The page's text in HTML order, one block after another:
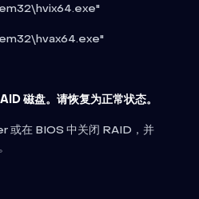
磁盘。请恢复为正常状态。
或在 BIOS 中关闭 RAID，并